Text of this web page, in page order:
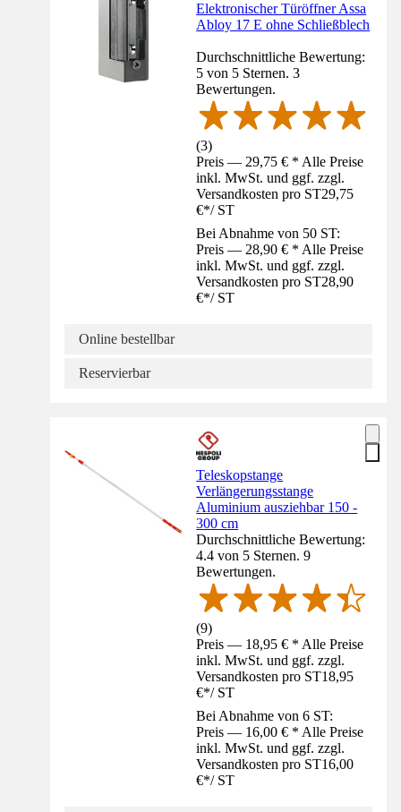
Elektronischer Türöffner Assa
Abloy 17 E ohne Schließblech
Durchschnittliche Bewertung:
5 von 5 Sternen. 3
Bewertungen.
(3)
Preis — 29,75 € * Alle Preise
inkl. MwSt. und ggf. zzgl.
Versandkosten pro ST29,75
€*/ ST
Bei Abnahme von 50 ST:
Preis — 28,90 € * Alle Preise
inkl. MwSt. und ggf. zzgl.
Versandkosten pro ST28,90
€*/ ST
Online bestellbar
Reservierbar
Teleskopstange
Verlängerungsstange
Aluminium ausziehbar 150 -
300 cm
Durchschnittliche Bewertung:
4.4 von 5 Sternen. 9
Bewertungen.
(9)
Preis — 18,95 € * Alle Preise
inkl. MwSt. und ggf. zzgl.
Versandkosten pro ST18,95
€*/ ST
Bei Abnahme von 6 ST:
Preis — 16,00 € * Alle Preise
inkl. MwSt. und ggf. zzgl.
Versandkosten pro ST16,00
€*/ ST